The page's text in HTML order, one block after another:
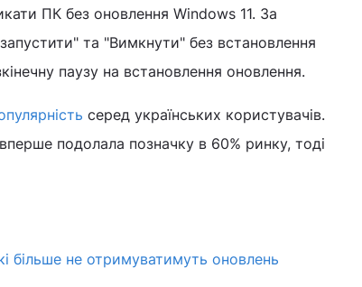
ПК без оновлення Windows 11. За
та "Вимкнути" без встановлення
паузу на встановлення оновлення.
серед українських користувачів.
подолала позначку в 60% ринку, тоді
більше не отримуватимуть оновлень